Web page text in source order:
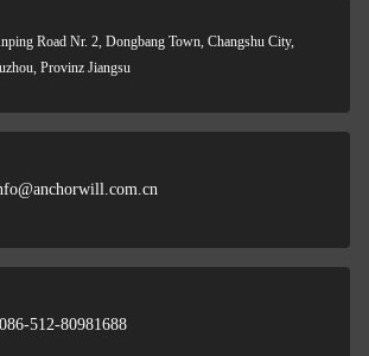
Road Nr. 2, Dongbang Town, Changshu City,
Provinz Jiangsu
512-80981688